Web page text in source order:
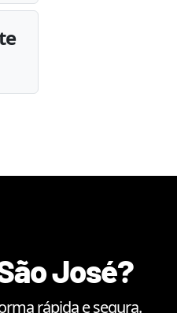
José?
rápida e segura.